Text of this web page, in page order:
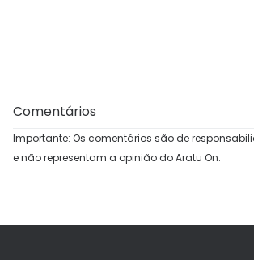
Comentários
Importante: Os comentários são de
e não representam a opinião do Aratu On.